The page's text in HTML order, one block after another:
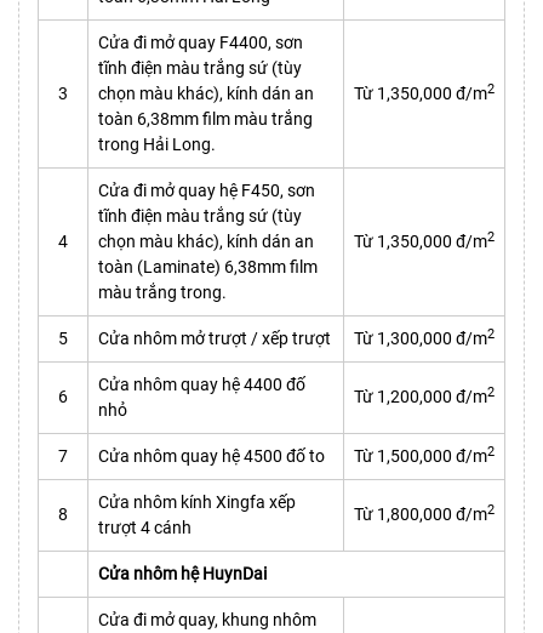
3
Cửa đi mở quay F4400, sơn
tĩnh điện màu trắng sứ (tùy
chọn màu khác), kính dán an
toàn 6,38mm film màu trắng
trong Hải Long.
Từ 1,350,000 đ/m2
4
Cửa đi mở quay hệ F450, sơn
tĩnh điện màu trắng sứ (tùy
chọn màu khác), kính dán an
toàn (Laminate) 6,38mm film
màu trắng trong.
Từ 1,350,000 đ/m2
5 Cửa nhôm mở trượt / xếp trượt Từ 1,300,000 đ/m2
6
Cửa nhôm quay hệ 4400 đố
nhỏ
Từ 1,200,000 đ/m2
7 Cửa nhôm quay hệ 4500 đố to Từ 1,500,000 đ/m2
8
Cửa nhôm kính Xingfa xếp
trượt 4 cánh
Từ 1,800,000 đ/m2
Cửa nhôm hệ HuynDai
Cửa đi mở quay, khung nhôm